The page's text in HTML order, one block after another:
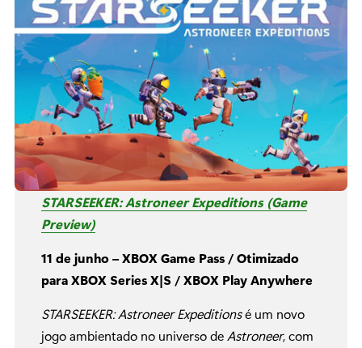
STARSEEKER: Astroneer Expeditions (Game
Preview)
11 de junho – XBOX Game Pass / Otimizado
para XBOX Series X|S / XBOX Play Anywhere
STARSEEKER: Astroneer Expeditionsé um novo
jogo ambientado no universo de Astroneer, com